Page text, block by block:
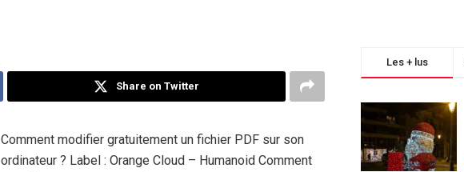
Share on Twitter
Comment modifier gratuitement un fichier PDF sur son
ordinateur ? Label : Orange Cloud – Humanoid Comment
Les + lus